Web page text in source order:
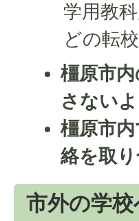
学用教
どの転
橿原市
さない
橿原市
絡を取
市外の学